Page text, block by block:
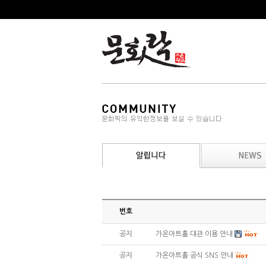
번호
공지 가온아트홀 대관 이용 안내
공지 가온아트홀 공식 SNS 안내